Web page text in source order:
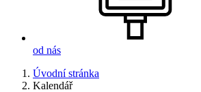
od nás
Úvodní stránka
Kalendář